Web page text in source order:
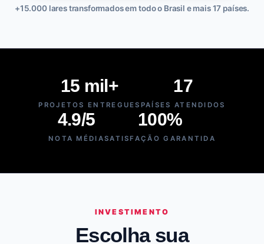
+15.000 lares transformados em todo o Brasil e mais 17 países.
15 mil+
PROJETOS ENTREGUES
17
PAÍSES ATENDIDOS
4.9/5
NOTA MÉDIA
100%
SATISFAÇÃO GARANTIDA
INVESTIMENTO
Escolha sua